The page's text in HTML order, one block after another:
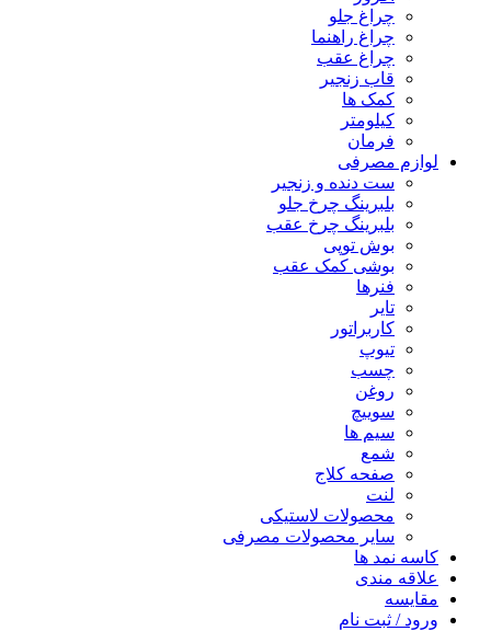
چراغ جلو
چراغ راهنما
چراغ عقب
قاب زنجیر
کمک ها
کیلومتر
فرمان
لوازم مصرفی
ست دنده و زنجیر
بلبرینگ چرخ جلو
بلبرینگ چرخ عقب
بوش توپی
بوشی کمک عقب
فنرها
تایر
کاربراتور
تیوپ
چسب
روغن
سوییچ
سیم ها
شمع
صفحه کلاج
لنت
محصولات لاستیکی
سایر محصولات مصرفی
کاسه نمد ها
علاقه مندی
مقایسه
ورود / ثبت نام